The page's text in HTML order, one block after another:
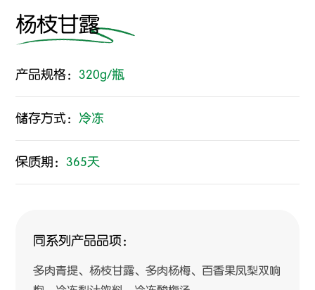
杨枝甘露
产品规格：320g/瓶
储存方式：冷冻
保质期：365天
同系列产品品项：
多肉青提、杨枝甘露、多肉杨梅、百香果凤梨双响